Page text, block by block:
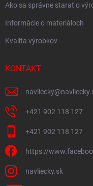
Ako sa správne starať o
Informácie o materiáloch
Kvalita výrobkov
KONTAKT
navliecky@
+421 902 118 127
+421 902 118 127
https://
navliecky.sk